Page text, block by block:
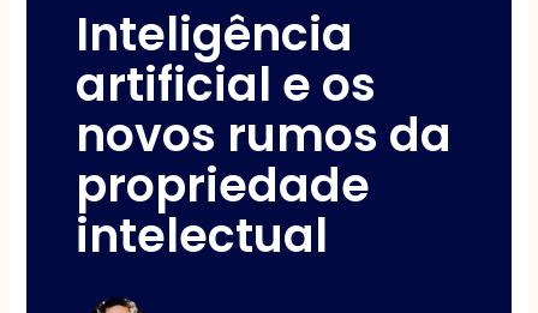
Inteligência
artificial e os
novos rumos da
propriedade
intelectual